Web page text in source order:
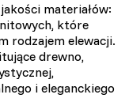
materiałów:
które
rodzajem elewacji.
drewno,
i eleganckiego